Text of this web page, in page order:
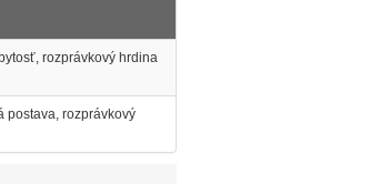
rozprávkový hrdina
postava, rozprávkový